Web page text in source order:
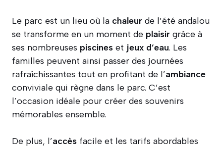
Le parc est un lieu où la chaleur de l’été andalou
se transforme en un moment de plaisir grâce à
ses nombreuses piscines et jeux d’eau. Les
familles peuvent ainsi passer des journées
rafraîchissantes tout en profitant de l’ambiance
conviviale qui règne dans le parc. C’est
l’occasion idéale pour créer des souvenirs
mémorables ensemble.
De plus, l’accès facile et les tarifs abordables